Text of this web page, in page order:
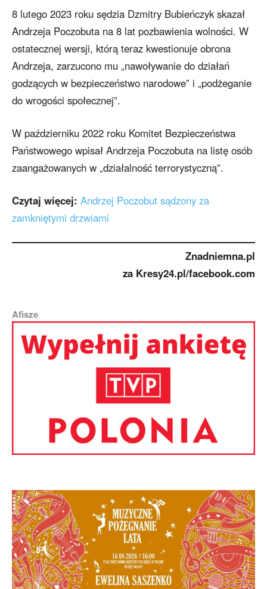
8 lutego 2023 roku sędzia Dzmitry Bubieńczyk skazał
Andrzeja Poczobuta na 8 lat pozbawienia wolności. W
ostatecznej wersji, którą teraz kwestionuje obrona
Andrzeja, zarzucono mu „nawoływanie do działań
godzących w bezpieczeństwo narodowe” i „podżeganie
do wrogości społecznej”.
W październiku 2022 roku Komitet Bezpieczeństwa
Państwowego wpisał Andrzeja Poczobuta na listę osób
zaangażowanych w „działalność terrorystyczną”.
Czytaj więcej: Andrzej Poczobut sądzony za
zamkniętymi drzwiami
Znadniemna.pl
za Kresy24.pl/facebook.com
Afisze